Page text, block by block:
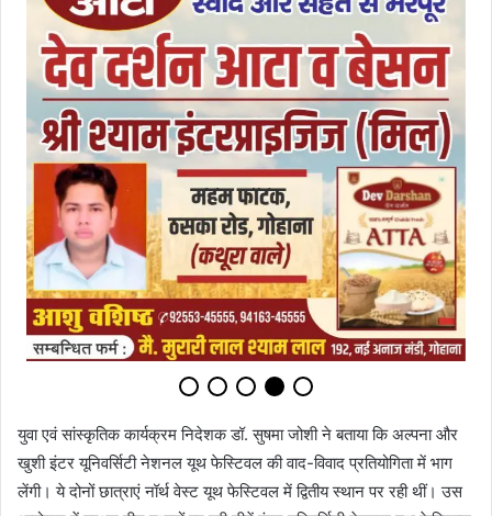
युवा एवं सांस्कृतिक कार्यक्रम निदेशक डॉ. सुषमा जोशी ने बताया कि अल्पना और
खुशी इंटर यूनिवर्सिटी नेशनल यूथ फेस्टिवल की वाद-विवाद प्रतियोगिता में भाग
लेंगी। ये दोनों छात्राएं नॉर्थ वेस्ट यूथ फेस्टिवल में द्वितीय स्थान पर रही थीं। उस